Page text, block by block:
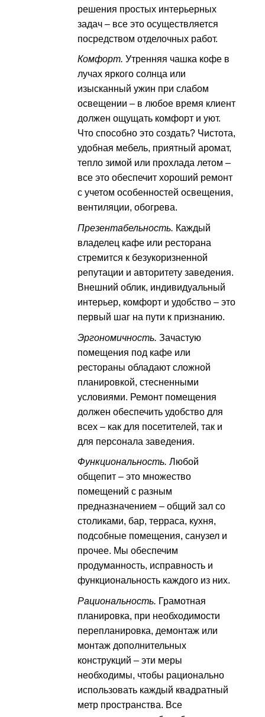
решения простых интерьерных
задач – все это осуществляется
посредством отделочных работ.
Комфорт. Утренняя чашка кофе в
лучах яркого солнца или
изысканный ужин при слабом
освещении – в любое время клиент
должен ощущать комфорт и уют.
Что способно это создать? Чистота,
удобная мебель, приятный аромат,
тепло зимой или прохлада летом –
все это обеспечит хороший ремонт
с учетом особенностей освещения,
вентиляции, обогрева.
Презентабельность. Каждый
владелец кафе или ресторана
стремится к безукоризненной
репутации и авторитету заведения.
Внешний облик, индивидуальный
интерьер, комфорт и удобство – это
первый шаг на пути к признанию.
Эргономичность. Зачастую
помещения под кафе или
рестораны обладают сложной
планировкой, стесненными
условиями. Ремонт помещения
должен обеспечить удобство для
всех – как для посетителей, так и
для персонала заведения.
Функциональность. Любой
общепит – это множество
помещений с разным
предназначением – общий зал со
столиками, бар, терраса, кухня,
подсобные помещения, санузел и
прочее. Мы обеспечим
продуманность, исправность и
функциональность каждого из них.
Рациональность. Грамотная
планировка, при необходимости
перепланировка, демонтаж или
монтаж дополнительных
конструкций – эти меры
необходимы, чтобы рационально
использовать каждый квадратный
метр пространства. Все